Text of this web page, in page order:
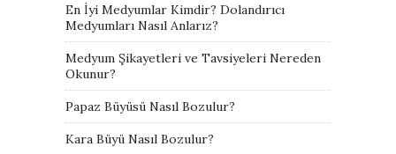
En İyi Medyumlar Kimdir? Dolandırıcı
Medyumları Nasıl Anlarız?
Medyum Şikayetleri ve Tavsiyeleri Nereden
Okunur?
Papaz Büyüsü Nasıl Bozulur?
Kara Büyü Nasıl Bozulur?